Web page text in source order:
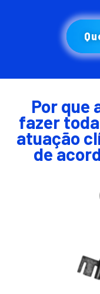
Por que
fazer
atuação
de